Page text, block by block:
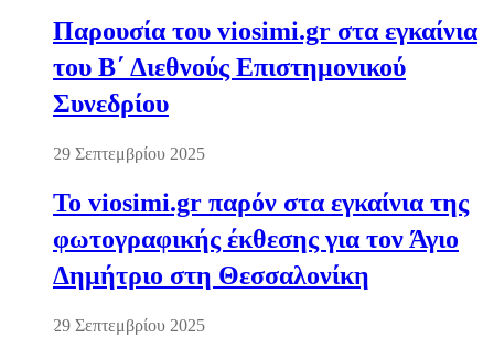
Παρουσία του viosimi.gr στα εγκαίνια
του Β΄ Διεθνούς Επιστημονικού
Συνεδρίου
29 Σεπτεμβρίου 2025
Το viosimi.gr παρόν στα εγκαίνια της
φωτογραφικής έκθεσης για τον Άγιο
Δημήτριο στη Θεσσαλονίκη
29 Σεπτεμβρίου 2025